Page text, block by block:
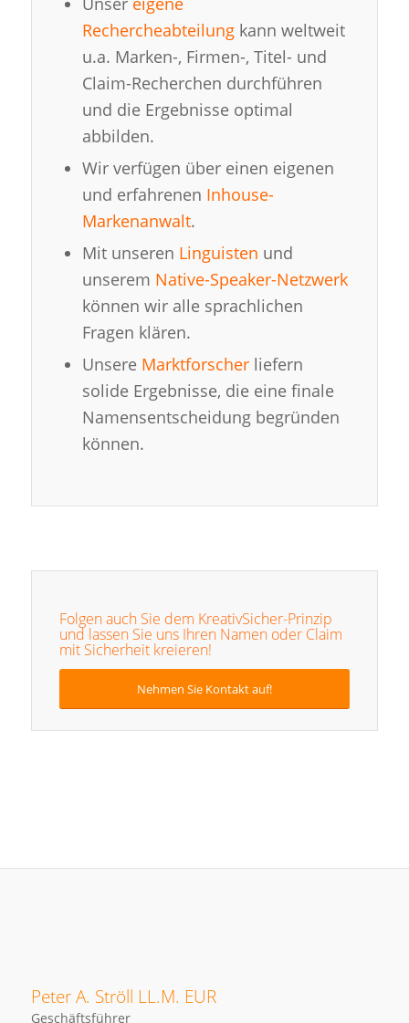
Rechercheabteilung kann weltweit
u.a. Marken-, Firmen-, Titel- und
Claim-Recherchen durchführen
und die Ergebnisse optimal
abbilden.
Wir verfügen über einen eigenen
und erfahrenen Inhouse-
Markenanwalt.
Mit unseren Linguisten und
unserem Native-Speaker-Netzwerk
können wir alle sprachlichen
Fragen klären.
Unsere Marktforscher liefern
solide Ergebnisse, die eine finale
Namensentscheidung begründen
können.
Folgen auch Sie dem KreativSicher-Prinzip
und lassen Sie uns Ihren Namen oder Claim
mit Sicherheit kreieren!
Nehmen Sie Kontakt auf!
Peter A. Ströll LL.M. EUR
Geschäftsführer